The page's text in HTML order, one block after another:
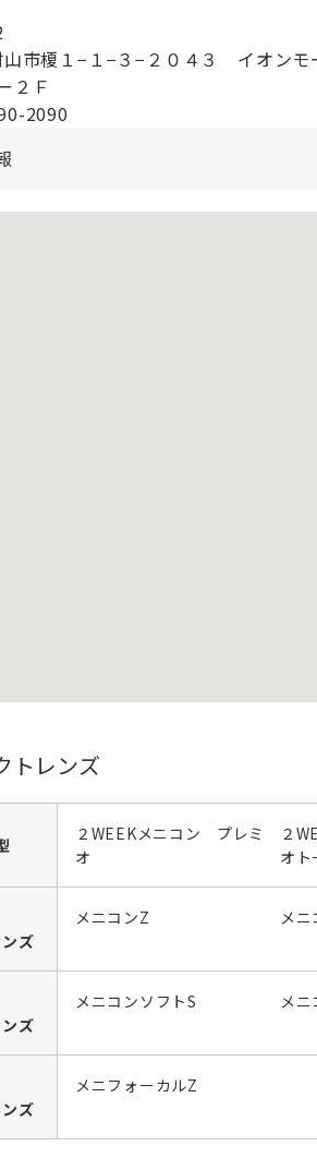
山市榎１−１−３−２０４３ イオンモ
２Ｆ
2090
トレンズ
２WEEKメニコン プレミ
オ
２
オト
ズ
メニコンZ メニ
ズ
メニコンソフトS メニ
ズ
メニフォーカルZ